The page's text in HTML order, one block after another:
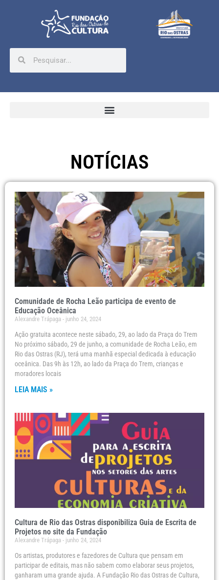
NOTÍCIAS
Comunidade de Rocha Leão participa de evento de
Educação Oceânica
Alexandre Trápaga junho 24, 2024
Ação gratuita acontece neste sábado, 29, ao lado da Praça do Trem
No próximo sábado, 29 de junho, a comunidade de Rocha Leão, em
Rio das Ostras (RJ), terá uma manhã especial dedicada à educação
oceânica. Das 9h às 12h, ao lado da Praça do Trem, crianças e
moradores locais
LEIA MAIS »
Cultura de Rio das Ostras disponibiliza Guia de Escrita de
Projetos no site da Fundação
Alexandre Trápaga junho 24, 2024
Os artistas, produtores e fazedores de Cultura que pensam em
participar de editais, mas não sabem como elaborar seus projetos,
ganharam uma grande ajuda. A Fundação Rio das Ostras de Cultura,